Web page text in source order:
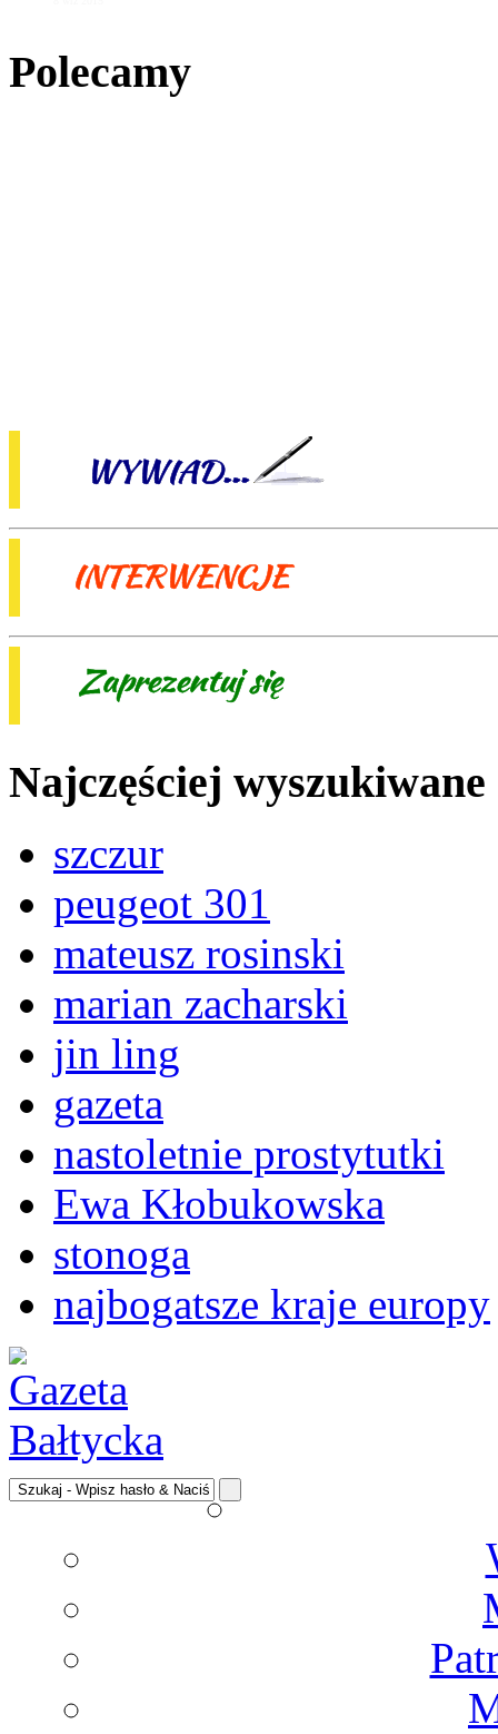
Polecamy
Najczęściej wyszukiwane
szczur
peugeot 301
mateusz rosinski
marian zacharski
jin ling
gazeta
nastoletnie prostytutki
Ewa Kłobukowska
stonoga
najbogatsze kraje europy